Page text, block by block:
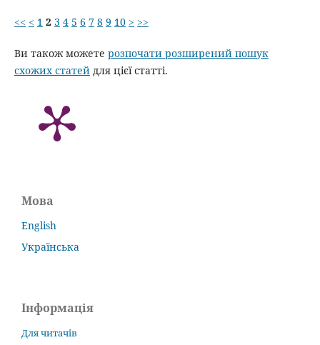
<< < 1 2 3 4 5 6 7 8 9 10 > >>
Ви також можете розпочати розширений пошук
схожих статейдля цієї статті.
Мова
English
Українська
Інформація
Для читачів